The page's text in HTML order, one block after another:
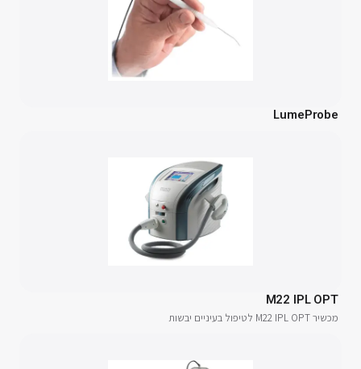
LumeProbe
M22 IPL OPT
מכשיר M22 IPL OPT לטיפול בעיניים יבשות